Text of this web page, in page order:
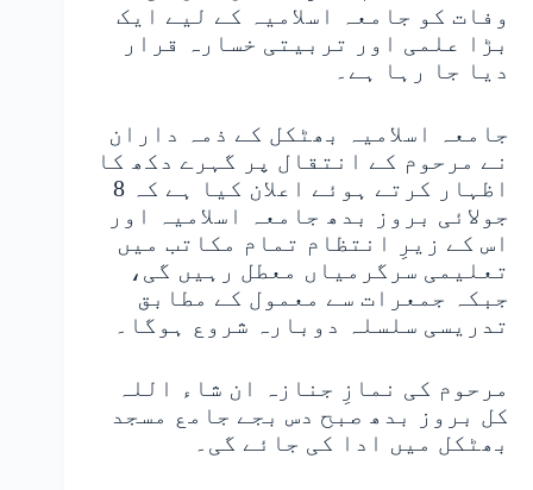
وفات کو جامعہ اسلامیہ کے لیے ایک
بڑا علمی اور تربیتی خسارہ قرار
دیا جا رہا ہے۔
جامعہ اسلامیہ بھٹکل کے ذمہ داران
نے مرحوم کے انتقال پر گہرے دکھ کا
اظہار کرتے ہوئے اعلان کیا ہے کہ 8
جولائی بروز بدھ جامعہ اسلامیہ اور
اس کے زیرِ انتظام تمام مکاتب میں
تعلیمی سرگرمیاں معطل رہیں گی،
جبکہ جمعرات سے معمول کے مطابق
تدریسی سلسلہ دوبارہ شروع ہوگا۔
مرحوم کی نمازِ جنازہ ان شاء اللہ
کل بروز بدھ صبح دس بجے جامع مسجد
بھٹکل میں ادا کی جائے گی۔